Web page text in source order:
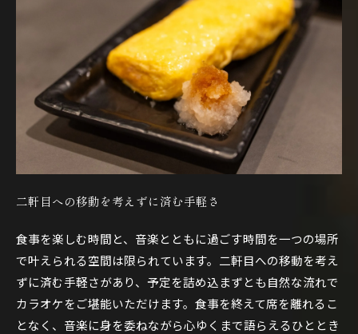
二軒目への移動を考えずに済む手軽さ
食事を楽しむ時間と、音楽とともに過ごす時間を一つの場所
で叶えられる空間は限られています。二軒目への移動を考え
ずに済む手軽さがあり、予定を詰め込まずとも自然な流れで
カラオケをご堪能いただけます。食事を終えて席を離れるこ
となく、音楽に身を委ねながら心ゆくまで語らえるひととき